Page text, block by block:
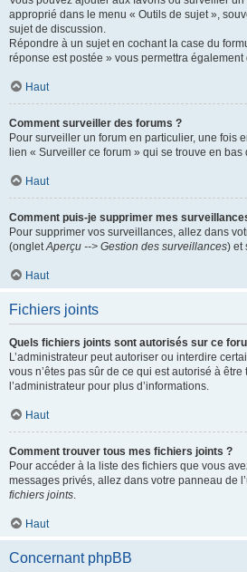
approprié dans le menu « Outils de sujet »,
sujet de discussion.
Répondre à un sujet en cochant la case du
réponse est postée » vous permettra
Haut
Comment surveiller des forums ?
Pour surveiller un forum en particulier, une fois
lien « Surveiller ce forum » qui se trouve en bas
Haut
Comment puis-je supprimer mes
Pour supprimer vos surveillances, allez dans
(ongletAperçu --> Gestion des surveillances) et
Haut
Fichiers joints
Quels fichiers joints sont autorisés sur ce
L’administrateur peut autoriser ou interdire
vous n’êtes pas sûr de ce qui est autorisé à être
l’administrateur pour plus d’informations.
Haut
Comment trouver tous mes fichiers joints ?
Pour accéder à la liste des fichiers que vous
messages privés, allez dans votre panneau de
fichiers joints.
Haut
Concernant phpBB